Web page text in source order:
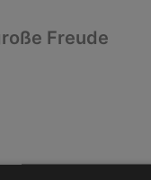
Freude